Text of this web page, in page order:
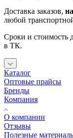
Доставка заказов,
любой
Сроки и стоимость
в ТК.
Каталог
Оптовые прайсы
Бренды
Компания
О компании
Отзывы
Полезные